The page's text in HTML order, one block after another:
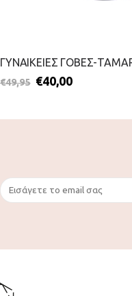
€49,95 €40,00